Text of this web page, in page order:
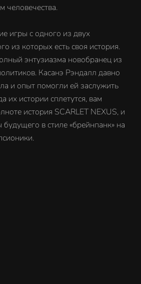
человечества.
игры с одного из двух
из которых есть своя история.
энтузиазма новобранец из
Касанэ Рэндалл давно
и опыт помогли ей заслужить
их истории сплетутся, вам
история SCARLET NEXUS, и
будущего в стиле «брейнпанк» на